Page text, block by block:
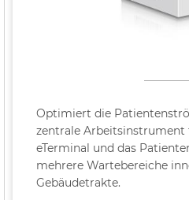
Optimiert die
zentrale Arbeitsinstrument
eTerminal und das
mehrere Wartebereiche
Gebäudetrakte.